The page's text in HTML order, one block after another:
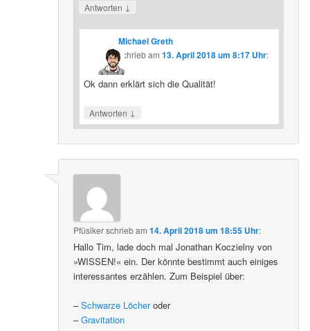
Antworten ↓
Michael Greth
schriebam13. April 2018 um 8:17 Uhr:
Ok dann erklärt sich die Qualität!
Antworten ↓
Pfüsikerschriebam14. April 2018 um 18:55 Uhr:
Hallo Tim, lade doch mal Jonathan Koczielny von
»WISSEN!« ein. Der könnte bestimmt auch einiges
interessantes erzählen. Zum Beispiel über:
–Schwarze Löcheroder
–Gravitation